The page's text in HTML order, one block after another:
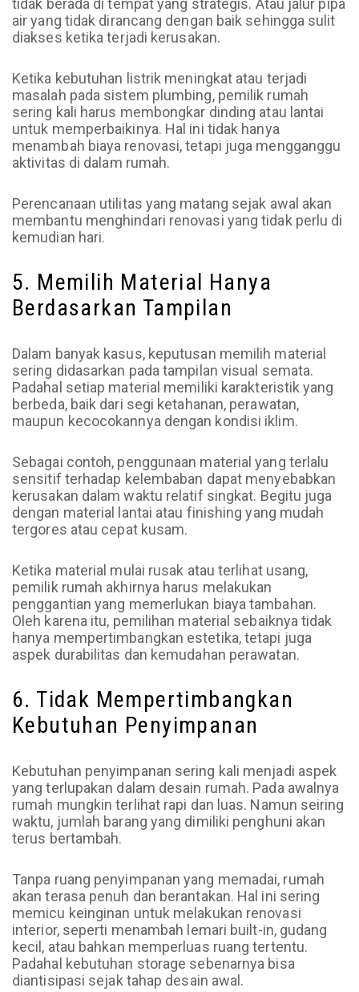
tidak berada di tempat yang strategis. Atau jalur pipa
air yang tidak dirancang dengan baik sehingga sulit
diakses ketika terjadi kerusakan.
Ketika kebutuhan listrik meningkat atau terjadi
masalah pada sistem plumbing, pemilik rumah
sering kali harus membongkar dinding atau lantai
untuk memperbaikinya. Hal ini tidak hanya
menambah biaya renovasi, tetapi juga mengganggu
aktivitas di dalam rumah.
Perencanaan utilitas yang matang sejak awal akan
membantu menghindari renovasi yang tidak perlu di
kemudian hari.
5. Memilih Material Hanya
Berdasarkan Tampilan
Dalam banyak kasus, keputusan memilih material
sering didasarkan pada tampilan visual semata.
Padahal setiap material memiliki karakteristik yang
berbeda, baik dari segi ketahanan, perawatan,
maupun kecocokannya dengan kondisi iklim.
Sebagai contoh, penggunaan material yang terlalu
sensitif terhadap kelembaban dapat menyebabkan
kerusakan dalam waktu relatif singkat. Begitu juga
dengan material lantai atau finishing yang mudah
tergores atau cepat kusam.
Ketika material mulai rusak atau terlihat usang,
pemilik rumah akhirnya harus melakukan
penggantian yang memerlukan biaya tambahan.
Oleh karena itu, pemilihan material sebaiknya tidak
hanya mempertimbangkan estetika, tetapi juga
aspek durabilitas dan kemudahan perawatan.
6. Tidak Mempertimbangkan
Kebutuhan Penyimpanan
Kebutuhan penyimpanan sering kali menjadi aspek
yang terlupakan dalam desain rumah. Pada awalnya
rumah mungkin terlihat rapi dan luas. Namun seiring
waktu, jumlah barang yang dimiliki penghuni akan
terus bertambah.
Tanpa ruang penyimpanan yang memadai, rumah
akan terasa penuh dan berantakan. Hal ini sering
memicu keinginan untuk melakukan renovasi
interior, seperti menambah lemari built-in, gudang
kecil, atau bahkan memperluas ruang tertentu.
Padahal kebutuhan storage sebenarnya bisa
diantisipasi sejak tahap desain awal.